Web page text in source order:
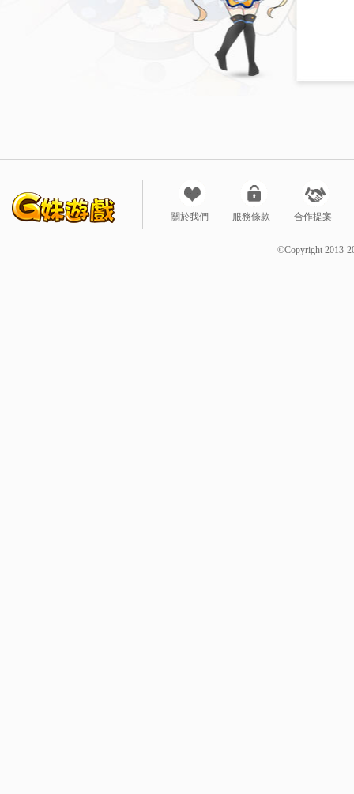
關於我們 服務條款 合作提案
©Copyright 2013-